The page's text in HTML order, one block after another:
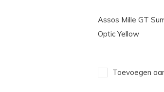
Assos Mille GT
Optic Yellow
Toevoegen